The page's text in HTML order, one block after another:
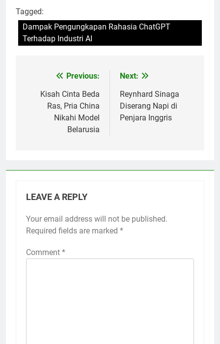
Tagged:
Dampak Pengungkapan Rahasia ChatGPT
Terhadap Industri AI
navigation
Previous:
Kisah Cinta Beda
Ras, Pria China
Nikahi Model
Belarusia
Next:
Reynhard Sinaga
Diserang Napi di
Penjara Inggris
LEAVE A REPLY
Your email address will not be published.
Required fields are marked *
Comment *